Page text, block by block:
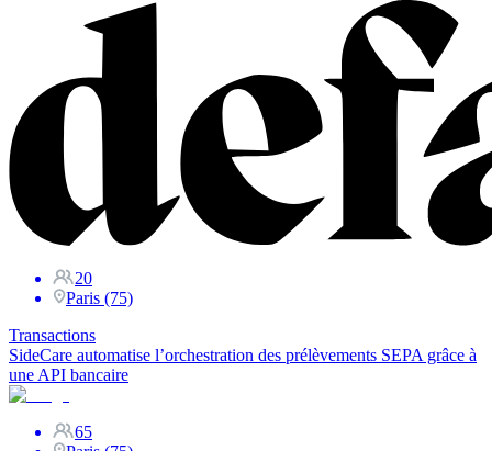
20
Paris (75)
Transactions
SideCare automatise l’orchestration des prélèvements SEPA grâce à
une API bancaire
65